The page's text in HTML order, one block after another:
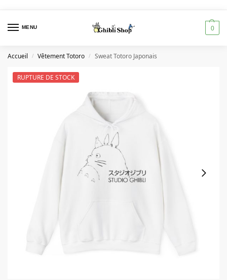
MENU 0
Accueil / Vêtement Totoro / Sweat Totoro Japonais
RUPTURE DE STOCK